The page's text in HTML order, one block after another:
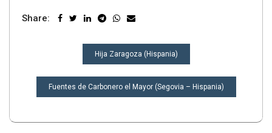
Share:
URAMBAZAJI
CHAPISHO
Hija Zaragoza (Hispania)
Fuentes de Carbonero el Mayor (Segovia – Hispania)